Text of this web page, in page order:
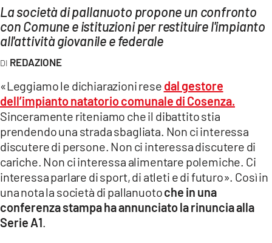
LaC
Network
LACONAIR.IT
LACITYMAG.IT
ILREGGINO.IT
COSENZACHANNEL.IT
ILVIBONESE.IT
CATANZAROCHANNEL.IT
La società di pallanuoto propone un confronto
con Comune e istituzioni per restituire l'impianto
all'attività giovanile e federale
REDAZIONE
«Leggiamo le dichiarazioni rese dal gestore
dell’impianto natatorio comunale di Cosenza.
Sinceramente riteniamo che il dibattito stia
prendendo una strada sbagliata. Non ci interessa
discutere di persone. Non ci interessa discutere di
cariche. Non ci interessa alimentare polemiche. Ci
interessa parlare di sport, di atleti e di futuro». Così in
una nota la società di pallanuotoche in una
conferenza stampa ha annunciato la rinuncia alla
Serie A1